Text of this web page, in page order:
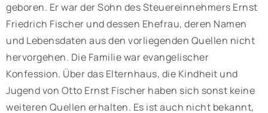
geboren. Er war der Sohn des Steuereinnehmers Ernst
Friedrich Fischer und dessen Ehefrau, deren Namen
und Lebensdaten aus den vorliegenden Quellen nicht
hervorgehen. Die Familie war evangelischer
Konfession. Über das Elternhaus, die Kindheit und
Jugend von Otto Ernst Fischer haben sich sonst keine
weiteren Quellen erhalten. Es ist auch nicht bekannt,